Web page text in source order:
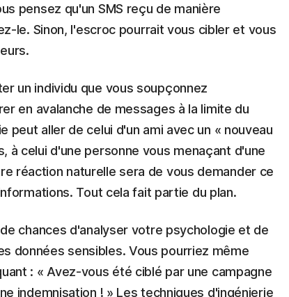
pensez qu'un SMS reçu de manière
le. Sinon, l'escroc pourrait vous cibler et vous
un individu que vous soupçonnez
en avalanche de messages à la limite du
peut aller de celui d'un ami avec un « nouveau
à celui d'une personne vous menaçant d'une
réaction naturelle sera de vous demander ce
Tout cela fait partie du plan.
chances d'analyser votre psychologie et de
données sensibles. Vous pourriez même
: « Avez-vous été ciblé par une campagne
indemnisation ! » Les techniques d'ingénierie